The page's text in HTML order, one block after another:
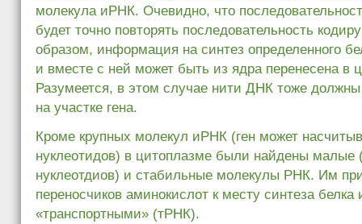
молекула иРНК. Очевидно, что
будет точно повторять последовательность
образом, информация на синтез определенного
и вместе с ней может быть из ядра перенесена в
Разумеется, в этом случае нити ДНК тоже
на участке гена.
Кроме крупных молекул иРНК (ген может
нуклеотидов) в цитоплазме были найдены малые
нуклеотдиов) и стабильные молекулы РНК. Им
переносчиков аминокислот к месту синтеза
«транспортными» (тРНК).